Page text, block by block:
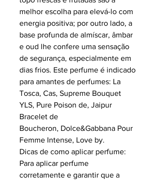
melhor escolha para elevá-lo com
energia positiva; por outro lado, a
base profunda de almíscar, âmbar
e oud lhe confere uma sensação
de segurança, especialmente em
dias frios. Este perfume é indicado
para amantes de perfumes: La
Tosca, Cas, Supreme Bouquet
YLS, Pure Poison de, Jaipur
Bracelet de
Boucheron, Dolce&Gabbana Pour
Femme Intense, Love by.
Dicas de como aplicar perfume:
Para aplicar perfume
corretamente e garantir que a